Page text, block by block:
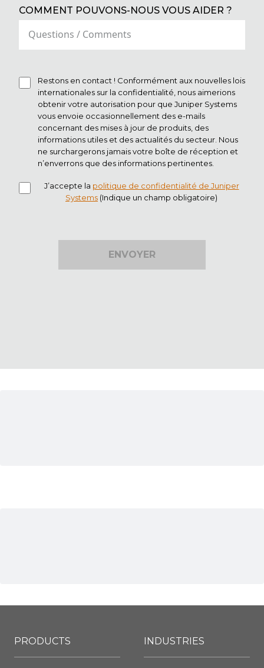
COMMENT POUVONS-NOUS VOUS AIDER ?
Restons en contact ! Conformément aux nouvelles lois
internationales sur la confidentialité, nous aimerions
obtenir votre autorisation pour que Juniper Systems
vous envoie occasionnellement des e-mails
concernant des mises à jour de produits, des
informations utiles et des actualités du secteur. Nous
ne surchargerons jamais votre boîte de réception et
n’enverrons que des informations pertinentes.
J’accepte la politique de confidentialité de Juniper
Systems (Indique un champ obligatoire)
ENVOYER
PRODUCTS INDUSTRIES